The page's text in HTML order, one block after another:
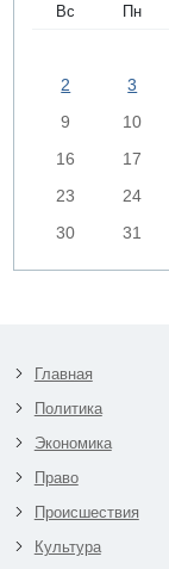
Вс Пн
2
3
9
10
16
17
23
24
30
31
Главная
Политика
Экономика
Право
Происшествия
Культура